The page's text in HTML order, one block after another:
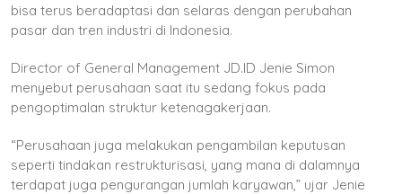
bisa terus beradaptasi dan selaras dengan perubahan
pasar dan tren industri di Indonesia.
Director of General Management JD.ID Jenie Simon
menyebut perusahaan saat itu sedang fokus pada
pengoptimalan struktur ketenagakerjaan.
“Perusahaan juga melakukan pengambilan keputusan
seperti tindakan restrukturisasi, yang mana di dalamnya
terdapat juga pengurangan jumlah karyawan,” ujar Jenie